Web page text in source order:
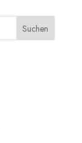
Suchen